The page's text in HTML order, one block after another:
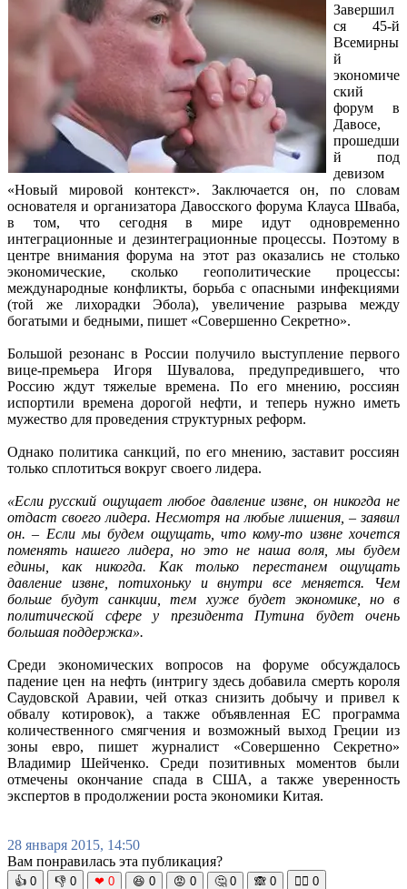
Завершил
ся 45-й
Всемирны
й
экономиче
ский
форум в
Давосе,
прошедши
й под
девизом
«Новый мировой контекст». Заключается он, по словам
основателя и организатора Давосского форума Клауса Шваба,
в том, что сегодня в мире идут одновременно
интеграционные и дезинтеграционные процессы. Поэтому в
центре внимания форума на этот раз оказались не столько
экономические, сколько геополитические процессы:
международные конфликты, борьба с опасными инфекциями
(той же лихорадки Эбола), увеличение разрыва между
богатыми и бедными, пишет «Совершенно Секретно».
Большой резонанс в России получило выступление первого
вице-премьера Игоря Шувалова, предупредившего, что
Россию ждут тяжелые времена. По его мнению, россиян
испортили времена дорогой нефти, и теперь нужно иметь
мужество для проведения структурных реформ.
Однако политика санкций, по его мнению, заставит россиян
только сплотиться вокруг своего лидера.
«Если русский ощущает любое давление извне, он никогда не
отдаст своего лидера. Несмотря на любые лишения, – заявил
он. – Если мы будем ощущать, что кому-то извне хочется
поменять нашего лидера, но это не наша воля, мы будем
едины, как никогда. Как только перестанем ощущать
давление извне, потихоньку и внутри все меняется. Чем
больше будут санкции, тем хуже будет экономике, но в
политической сфере у президента Путина будет очень
большая поддержка».
Среди экономических вопросов на форуме обсуждалось
падение цен на нефть (интригу здесь добавила смерть короля
Саудовской Аравии, чей отказ снизить добычу и привел к
обвалу котировок), а также объявленная ЕС программа
количественного смягчения и возможный выход Греции из
зоны евро, пишет журналист «Совершенно Секретно»
Владимир Шейченко. Среди позитивных моментов были
отмечены окончание спада в США, а также уверенность
экспертов в продолжении роста экономики Китая.
28 января 2015, 14:50
Вам понравилась эта публикация?
👍 0 👎 0 ❤ 0 😆 0 😡 0 🤔 0 🙈 0 🧘‍♀️ 0